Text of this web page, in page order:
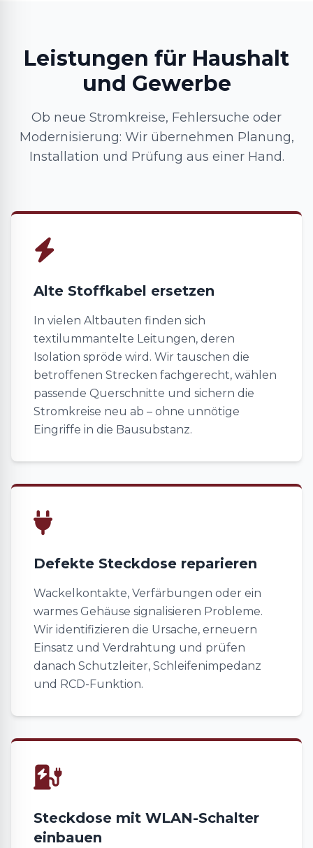
Leistungen für Haushalt
und Gewerbe
Ob neue Stromkreise, Fehlersuche oder
Modernisierung: Wir übernehmen Planung,
Installation und Prüfung aus einer Hand.
Alte Stoffkabel ersetzen
In vielen Altbauten finden sich
textilummantelte Leitungen, deren
Isolation spröde wird. Wir tauschen die
betroffenen Strecken fachgerecht, wählen
passende Querschnitte und sichern die
Stromkreise neu ab – ohne unnötige
Eingriffe in die Bausubstanz.
Defekte Steckdose reparieren
Wackelkontakte, Verfärbungen oder ein
warmes Gehäuse signalisieren Probleme.
Wir identifizieren die Ursache, erneuern
Einsatz und Verdrahtung und prüfen
danach Schutzleiter, Schleifenimpedanz
und RCD-Funktion.
Steckdose mit WLAN-Schalter
einbauen